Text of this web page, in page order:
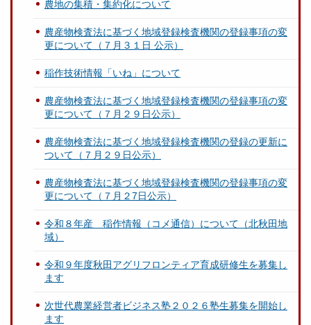
農地の集積・集約化について
農産物検査法に基づく地域登録検査機関の登録事項の変
更について（７月３１日 公示）
稲作技術情報「いね」について
農産物検査法に基づく地域登録検査機関の登録事項の変
更について（７月２９日公示）
農産物検査法に基づく地域登録検査機関の登録の更新に
ついて（７月２９日公示）
農産物検査法に基づく地域登録検査機関の登録事項の変
更について（７月２7日公示）
令和８年産 稲作情報（コメ通信）について（北秋田地
域）
令和９年度秋田アグリフロンティア育成研修生を募集し
ます
次世代農業経営者ビジネス塾２０２６塾生募集を開始し
ます